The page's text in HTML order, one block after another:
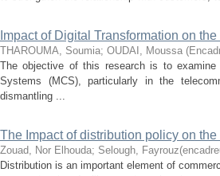
Impact of Digital Transformation on
THAROUMA, Soumia; OUDAI, Moussa
The objective of this research is to examine
Systems (MCS), particularly in the
dismantling ...
The Impact of distribution policy on
Zouad, Nor Elhouda; Selough,
Distribution is an important element of